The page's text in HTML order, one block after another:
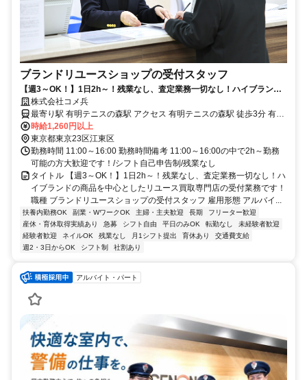
ブランドリユースショップの受付スタッフ
【週3～OK！】1日2h～！残業なし、査定業務一切なし！ハイブランド
の商品を中心としたリユース買取専門店の受付業務です！
株式会社コメ兵
最寄り駅 有明テニスの森駅 アクセス 有明テニスの森駅 徒歩3分 有明
駅 徒歩5分 国際展示場駅 徒歩6分
時給1,260円以上
東京都東京23区江東区
勤務時間 11:00～16:00 勤務時間備考 11:00～16:00の中で2h～勤務
可能の方大歓迎です！/シフト自己申告制/残業なし
タイトル 【週3～OK！】1日2h～！残業なし、査定業務一切なし！ハ
イブランドの商品を中心としたリユース買取専門店の受付業務です！
職種 ブランドリユースショップの受付スタッフ 雇用形態 アルバイ...
扶養内勤務OK 副業・WワークOK 主婦・主夫歓迎 長期
フリーター歓迎
産休・育休取得実績あり
急募 シフト自由 平日のみOK 転勤なし
未経験者歓迎
経験者歓迎
ネイルOK 残業なし 月1シフト提出 育休あり
交通費支給
週2・3日からOK
シフト制 社割あり
アルバイト・パート